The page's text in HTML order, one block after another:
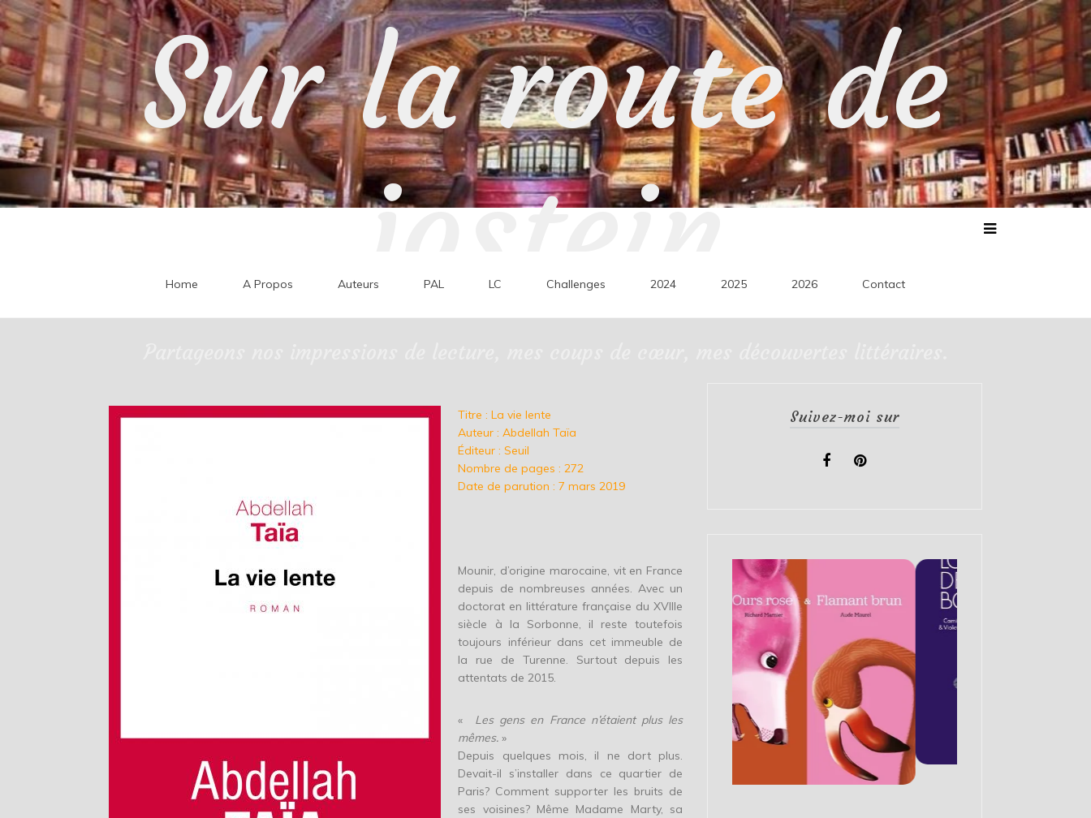
Skip
to
content
Sur la route de
jostein
Home A Propos Auteurs PAL LC Challenges 2024 2025 2026 Contact
Titre : La vie lente
Auteur : Abdellah Taïa
Éditeur : Seuil
Nombre de pages : 272
Date de parution : 7 mars 2019
Mounir, d’origine marocaine, vit en France
depuis de nombreuses années. Avec un
doctorat en littérature française du XVIIIe
siècle à la Sorbonne, il reste toutefois
toujours inférieur dans cet immeuble de
la rue de Turenne. Surtout depuis les
attentats de 2015.
«
Les gens en France n’étaient plus les
mêmes. »
Depuis quelques mois, il ne dort plus.
Devait-il s’installer dans ce quartier de
Paris? Comment supporter les bruits de
ses voisines? Même Madame Marty, sa
Suivez-moi sur